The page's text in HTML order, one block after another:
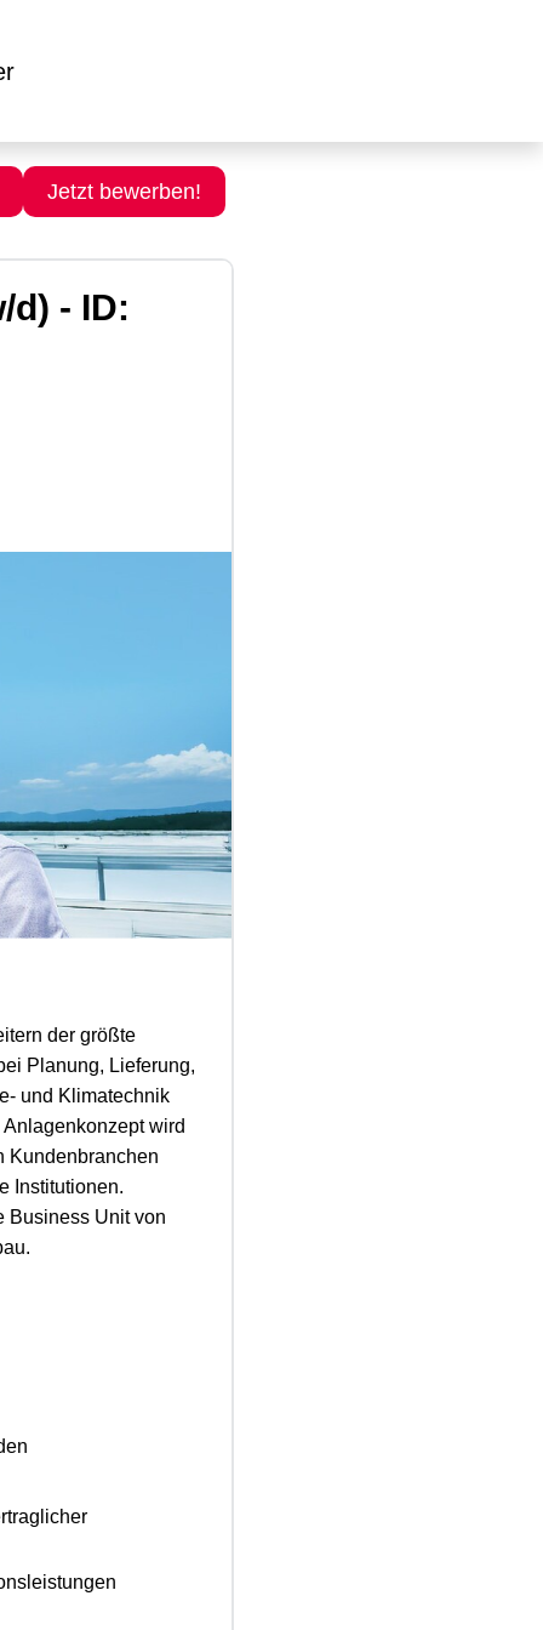
Jetzt bewerben!
- ID:
der größte
Planung, Lieferung,
und Klimatechnik
wird
Kundenbranchen
Institutionen.
Business Unit von